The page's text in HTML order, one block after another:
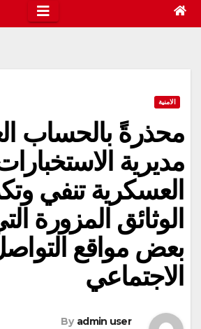
الامنية
محذرةً بالحساب
مديرية
العسكرية تنفي
الوثائق المزورة
بعض مواقع
الاجتماعي
By admin user